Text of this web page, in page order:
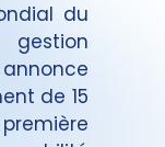
du
de 15